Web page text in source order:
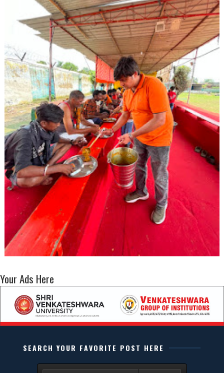
Your Ads Here
SEARCH YOUR FAVORITE POST HERE